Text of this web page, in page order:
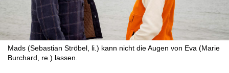
Mads (Sebastian Ströbel, li.) kann nicht die Augen von Eva (Marie
Burchard, re.) lassen.